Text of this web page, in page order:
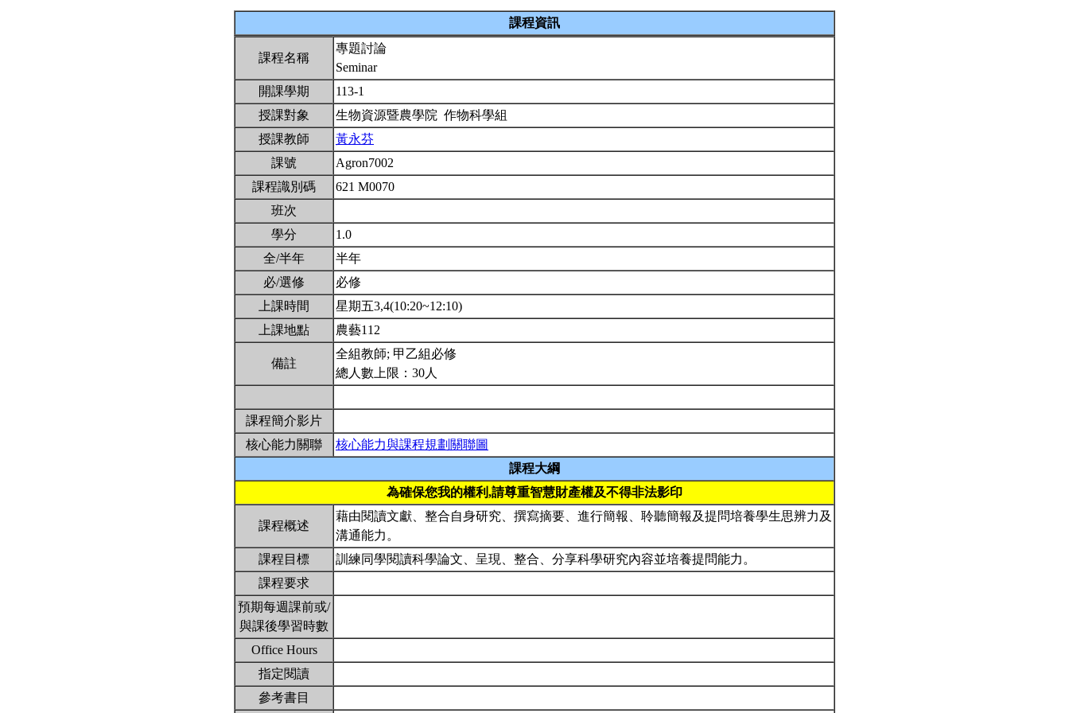
課程資訊
課程名稱
專題討論
Seminar
開課學期
113-1
授課對象
生物資源暨農學院 作物科學組
授課教師
黃永芬
課號
Agron7002
課程識別碼
621 M0070
班次
學分
1.0
全/半年
半年
必/選修
必修
上課時間
星期五3,4(10:20~12:10)
上課地點
農藝112
備註
全組教師; 甲乙組必修
總人數上限：30人
課程簡介影片
核心能力關聯
核心能力與課程規劃關聯圖
課程大綱
為確保您我的權利,請尊重智慧財產權及不得非法影印
課程概述
藉由閱讀文獻、整合自身研究、撰寫摘要、進行簡報、聆聽簡報及提問培養學生思辨力及
溝通能力。
課程目標
訓練同學閱讀科學論文、呈現、整合、分享科學研究內容並培養提問能力。
課程要求
預期每週課前或/
與課後學習時數
Office Hours
指定閱讀
參考書目